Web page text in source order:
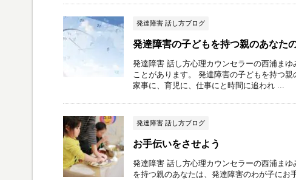
発達障害 話し方ブログ
発達障害の子どもを持つ親のあなた
発達障害 話し方心理カウンセラーの西浦ま
ことがあります。 発達障害の子どもを持つ
家事に、育児に、仕事にと時間に追われ ...
発達障害 話し方ブログ
お手伝いをさせよう
発達障害 話し方心理カウンセラーの西浦ま
を持つ親のあなたは、発達障害のわが子に